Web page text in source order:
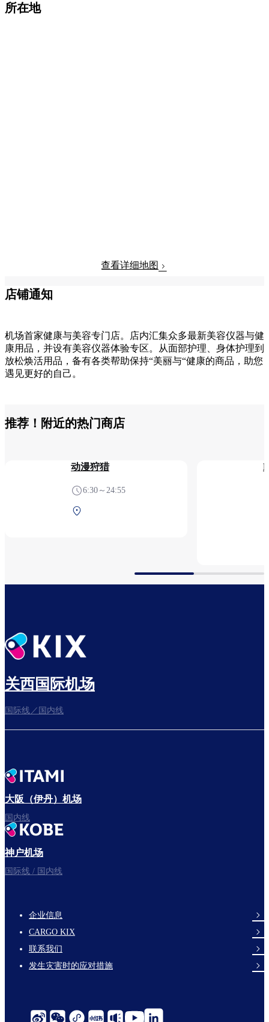
所在地
查看详细地图
店铺通知
机场首家健康与美容专门店。店内汇集众多最新美容仪器与健
康用品，并设有美容仪器体验专区。从面部护理、身体护理到
放松焕活用品，备有各类帮助保持“美丽与“健康的商品，助您
遇见更好的自己。
推荐！附近的热门商店
动漫狩猎
6:30～24:55
关西国际机场
国际线／国内线
大阪（伊丹）机场
国内线
神户机场
国际线 / 国内线
footer-
links-
en-
企业信息
CARGO KIX
联系我们
发生灾害时的应对措施
social-